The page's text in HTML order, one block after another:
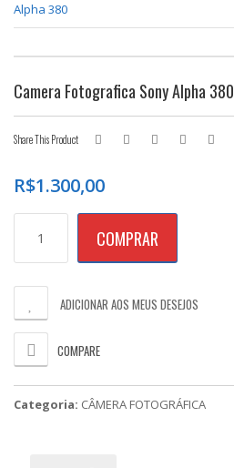
Alpha 380
Camera Fotografica Sony Alpha 380
Share This Product
R$1.300,00
Fotografica
quantidade
COMPRAR
ADICIONAR AOS MEUS DESEJOS
COMPARE
Categoria: CÂMERA FOTOGRÁFICA